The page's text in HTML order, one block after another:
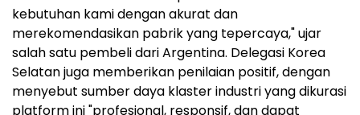
kebutuhan kami dengan akurat dan
merekomendasikan pabrik yang tepercaya," ujar
salah satu pembeli dari Argentina. Delegasi Korea
Selatan juga memberikan penilaian positif, dengan
menyebut sumber daya klaster industri yang dikurasi
platform ini "profesional, responsif, dan dapat